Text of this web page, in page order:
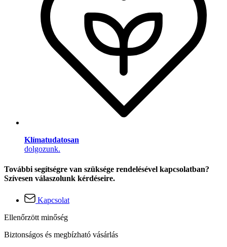
Klímatudatosan
dolgozunk.
További segítségre van szüksége rendelésével kapcsolatban?
Szívesen válaszolunk kérdéseire.
Kapcsolat
Ellenőrzött minőség
Biztonságos és megbízható vásárlás